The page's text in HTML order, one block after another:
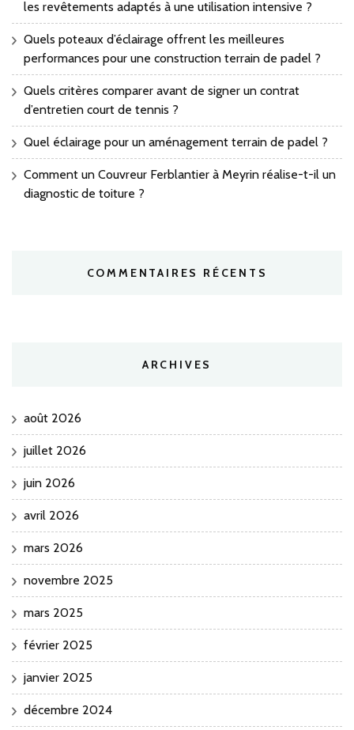
les revêtements adaptés à une utilisation intensive ?
Quels poteaux d’éclairage offrent les meilleures
performances pour une construction terrain de padel ?
Quels critères comparer avant de signer un contrat
d’entretien court de tennis ?
Quel éclairage pour un aménagement terrain de padel ?
Comment un Couvreur Ferblantier à Meyrin réalise-t-il un
diagnostic de toiture ?
COMMENTAIRES RÉCENTS
ARCHIVES
août 2026
juillet 2026
juin 2026
avril 2026
mars 2026
novembre 2025
mars 2025
février 2025
janvier 2025
décembre 2024